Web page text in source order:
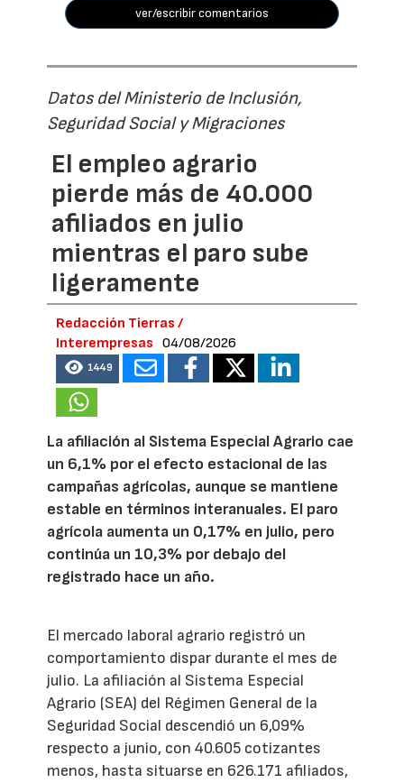
ver/escribir comentarios
Datos del Ministerio de Inclusión,
Seguridad Social y Migraciones
El empleo agrario
pierde más de 40.000
afiliados en julio
mientras el paro sube
ligeramente
Redacción Tierras /
Interempresas
04/08/2026
1449
La afiliación al Sistema Especial Agrario cae
un 6,1% por el efecto estacional de las
campañas agrícolas, aunque se mantiene
estable en términos interanuales. El paro
agrícola aumenta un 0,17% en julio, pero
continúa un 10,3% por debajo del
registrado hace un año.
El mercado laboral agrario registró un
comportamiento dispar durante el mes de
julio. La afiliación al Sistema Especial
Agrario (SEA) del Régimen General de la
Seguridad Social descendió un 6,09%
respecto a junio, con 40.605 cotizantes
menos, hasta situarse en 626.171 afiliados,